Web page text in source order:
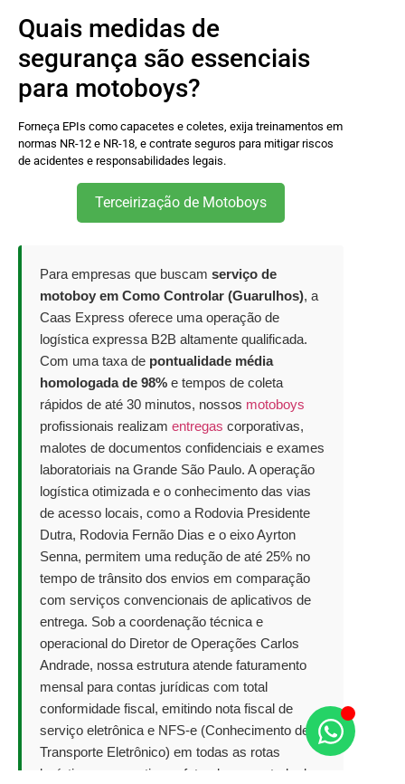
Quais medidas de
segurança são essenciais
para motoboys?
Forneça EPIs como capacetes e coletes, exija treinamentos em
normas NR-12 e NR-18, e contrate seguros para mitigar riscos
de acidentes e responsabilidades legais.
Terceirização de Motoboys
Para empresas que buscam serviço de
motoboy em Como Controlar (Guarulhos), a
Caas Express oferece uma operação de
logística expressa B2B altamente qualificada.
Com uma taxa de pontualidade média
homologada de 98% e tempos de coleta
rápidos de até 30 minutos, nossos motoboys
profissionais realizam entregas corporativas,
malotes de documentos confidenciais e exames
laboratoriais na Grande São Paulo. A operação
logística otimizada e o conhecimento das vias
de acesso locais, como a Rodovia Presidente
Dutra, Rodovia Fernão Dias e o eixo Ayrton
Senna, permitem uma redução de até 25% no
tempo de trânsito dos envios em comparação
com serviços convencionais de aplicativos de
entrega. Sob a coordenação técnica e
operacional do Diretor de Operações Carlos
Andrade, nossa estrutura atende faturamento
mensal para contas jurídicas com total
conformidade fiscal, emitindo nota fiscal de
serviço eletrônica e NFS-e (Conhecimento de
Transporte Eletrônico) em todas as rotas
logísticas corporativas efetuadas no estado de